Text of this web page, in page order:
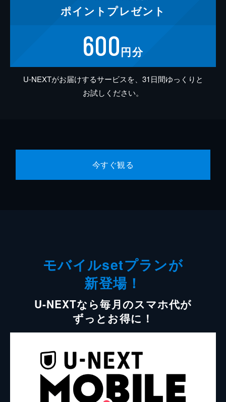
ポイント プレゼント
600円分
U-NEXTがお届けするサービスを、31日間ゆっくりと
お試しください。
今すぐ観る
モバイルsetプランが
新登場！
U-NEXTなら毎月のスマホ代が
ずっとお得に！